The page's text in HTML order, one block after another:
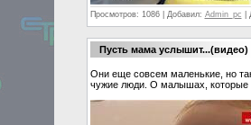
Просмотров: 1086| Добавил: Admin_pc
Пусть мама услышит...(видео)
Они еще совсем маленькие, но
чужие люди. О малышах, которые